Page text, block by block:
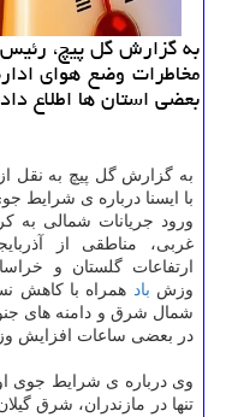
به گزارش گل پیچ،
مخاطرات وضع هوای
بعضی استان ها اطلاع
به گزارش گل پیچ به نقل
ورود جریانات شمالی به
غربی، مناطقی از
ارتفاعات گلستان و
وزش باد همراه با کاهش
شمال شرق و دامنه های
در بعضی ساعات افزایش
تنها در مازندران، شرق